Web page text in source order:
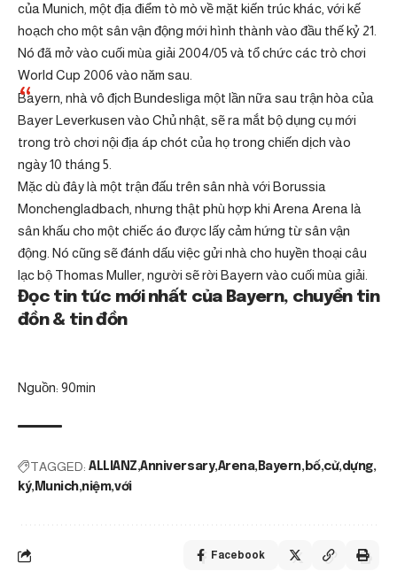
của Munich, một địa điểm tò mò về mặt kiến ​​trúc khác, với kế
hoạch cho một sân vận động mới hình thành vào đầu thế kỷ 21.
Nó đã mở vào cuối mùa giải 2004/05 và tổ chức các trò chơi
World Cup 2006 vào năm sau.
Bayern, nhà vô địch Bundesliga một lần nữa sau trận hòa của
Bayer Leverkusen vào Chủ nhật, sẽ ra mắt bộ dụng cụ mới
trong trò chơi nội địa áp chót của họ trong chiến dịch vào
ngày 10 tháng 5.
Mặc dù đây là một trận đấu trên sân nhà với Borussia
Monchengladbach, nhưng thật phù hợp khi Arena Arena là
sân khấu cho một chiếc áo được lấy cảm hứng từ sân vận
động. Nó cũng sẽ đánh dấu việc gửi nhà cho huyền thoại câu
lạc bộ Thomas Muller, người sẽ rời Bayern vào cuối mùa giải.
Đọc tin tức mới nhất của Bayern, chuyển tin
đồn & tin đồn
Nguồn: 90min
TAGGED: ALLIANZ Anniversary Arena Bayern bố cử dựng
ký Munich niệm với
Facebook